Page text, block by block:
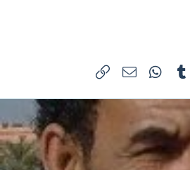
Pinterest
Tumblr
WhatsAppالبريد الإلكتروني